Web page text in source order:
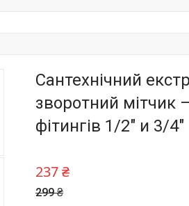
Сантехнічний
зворотний мітчик
фітингів 1/2" и 3/4"
299 ₴
237 ₴